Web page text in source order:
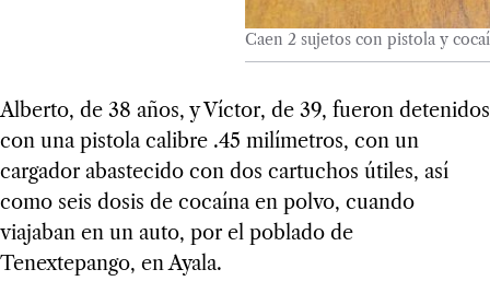
Caen 2 sujetos con pistola y
Alberto, de 38 años, y Víctor, de 39, fueron detenidos
con una pistola calibre .45 milímetros, con un
cargador abastecido con dos cartuchos útiles, así
como seis dosis de cocaína en polvo, cuando
viajaban en un auto, por el poblado de
Tenextepango, en Ayala.